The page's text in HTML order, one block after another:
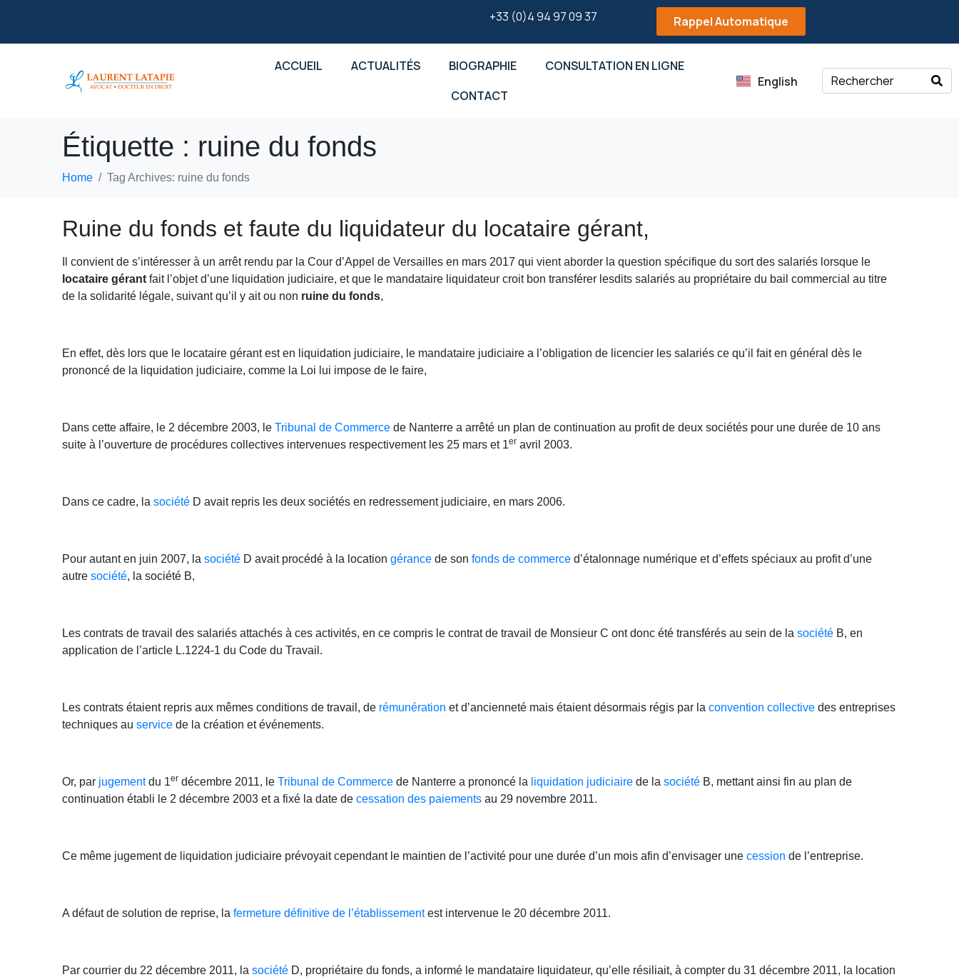
+33 (0)4 94 97 09 37 Rappel Automatique
ACCUEIL ACTUALITÉS BIOGRAPHIE
CONSULTATION EN LIGNE
CONTACT
English
Étiquette : ruine du fonds
Home Tag Archives: ruine du fonds
Ruine du fonds et faute du liquidateur du locataire gérant,
Il convient de s’intéresser à un arrêt rendu par la Cour d’Appel de Versailles en mars 2017 qui vient aborder la question spécifique du sort des salariés lorsque le
locataire gérant fait l’objet d’une liquidation judiciaire, et que le mandataire liquidateur croit bon transférer lesdits salariés au propriétaire du bail commercial au titre
de la solidarité légale, suivant qu’il y ait ou non ruine du fonds,
En effet, dès lors que le locataire gérant est en liquidation judiciaire, le mandataire judiciaire a l’obligation de licencier les salariés ce qu’il fait en général dès le
prononcé de la liquidation judiciaire, comme la Loi lui impose de le faire,
Dans cette affaire, le 2 décembre 2003, leTribunal de Commerce de Nanterre a arrêté un plan de continuation au profit de deux sociétés pour une durée de 10 ans
suite à l’ouverture de procédures collectives intervenues respectivement les 25 mars et 1er avril 2003.
Dans ce cadre, lasociété D avait repris les deux sociétés en redressement judiciaire, en mars 2006.
Pour autant en juin 2007, lasociété D avait procédé à la locationgérance de sonfonds de commerce d’étalonnage numérique et d’effets spéciaux au profit d’une
autresociété, la société B,
Les contrats de travail des salariés attachés à ces activités, en ce compris le contrat de travail de Monsieur C ont donc été transférés au sein de lasociété B, en
application de l’article L.1224-1 du Code du Travail.
Les contrats étaient repris aux mêmes conditions de travail, de rémunération et d’ancienneté mais étaient désormais régis par laconvention collective des entreprises
techniques auservice de la création et événements.
Or, par jugementdu 1er décembre 2011, leTribunal de Commerce de Nanterre a prononcé la liquidation judiciaire de lasociété B, mettant ainsi fin au plan de
continuation établi le 2 décembre 2003 et a fixé la date decessation des paiements au 29 novembre 2011.
Ce même jugement de liquidation judiciaire prévoyait cependant le maintien de l’activité pour une durée d’un mois afin d’envisager unecession de l’entreprise.
A défaut de solution de reprise, lafermeture définitive de l’établissementest intervenue le 20 décembre 2011.
Par courrier du 22 décembre 2011, lasociété D, propriétaire du fonds, a informé le mandataire liquidateur, qu’elle résiliait, à compter du 31 décembre 2011, la location